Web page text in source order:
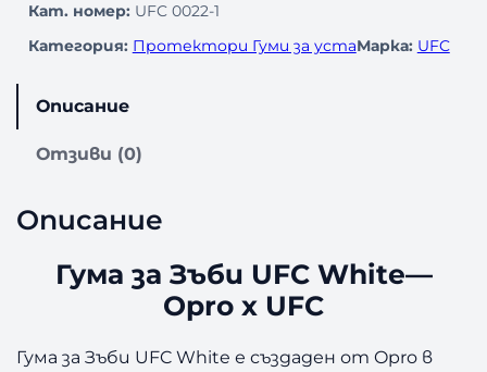
ч
т
а
а
Кат. номер: UFC 0022-1
Категория: Протектори Гуми за устаМарка: UFC
Описание
Отзиви (0)
Описание
Гума за Зъби UFC White—
Opro x UFC
Гума за Зъби UFC White е създаден от Opro в